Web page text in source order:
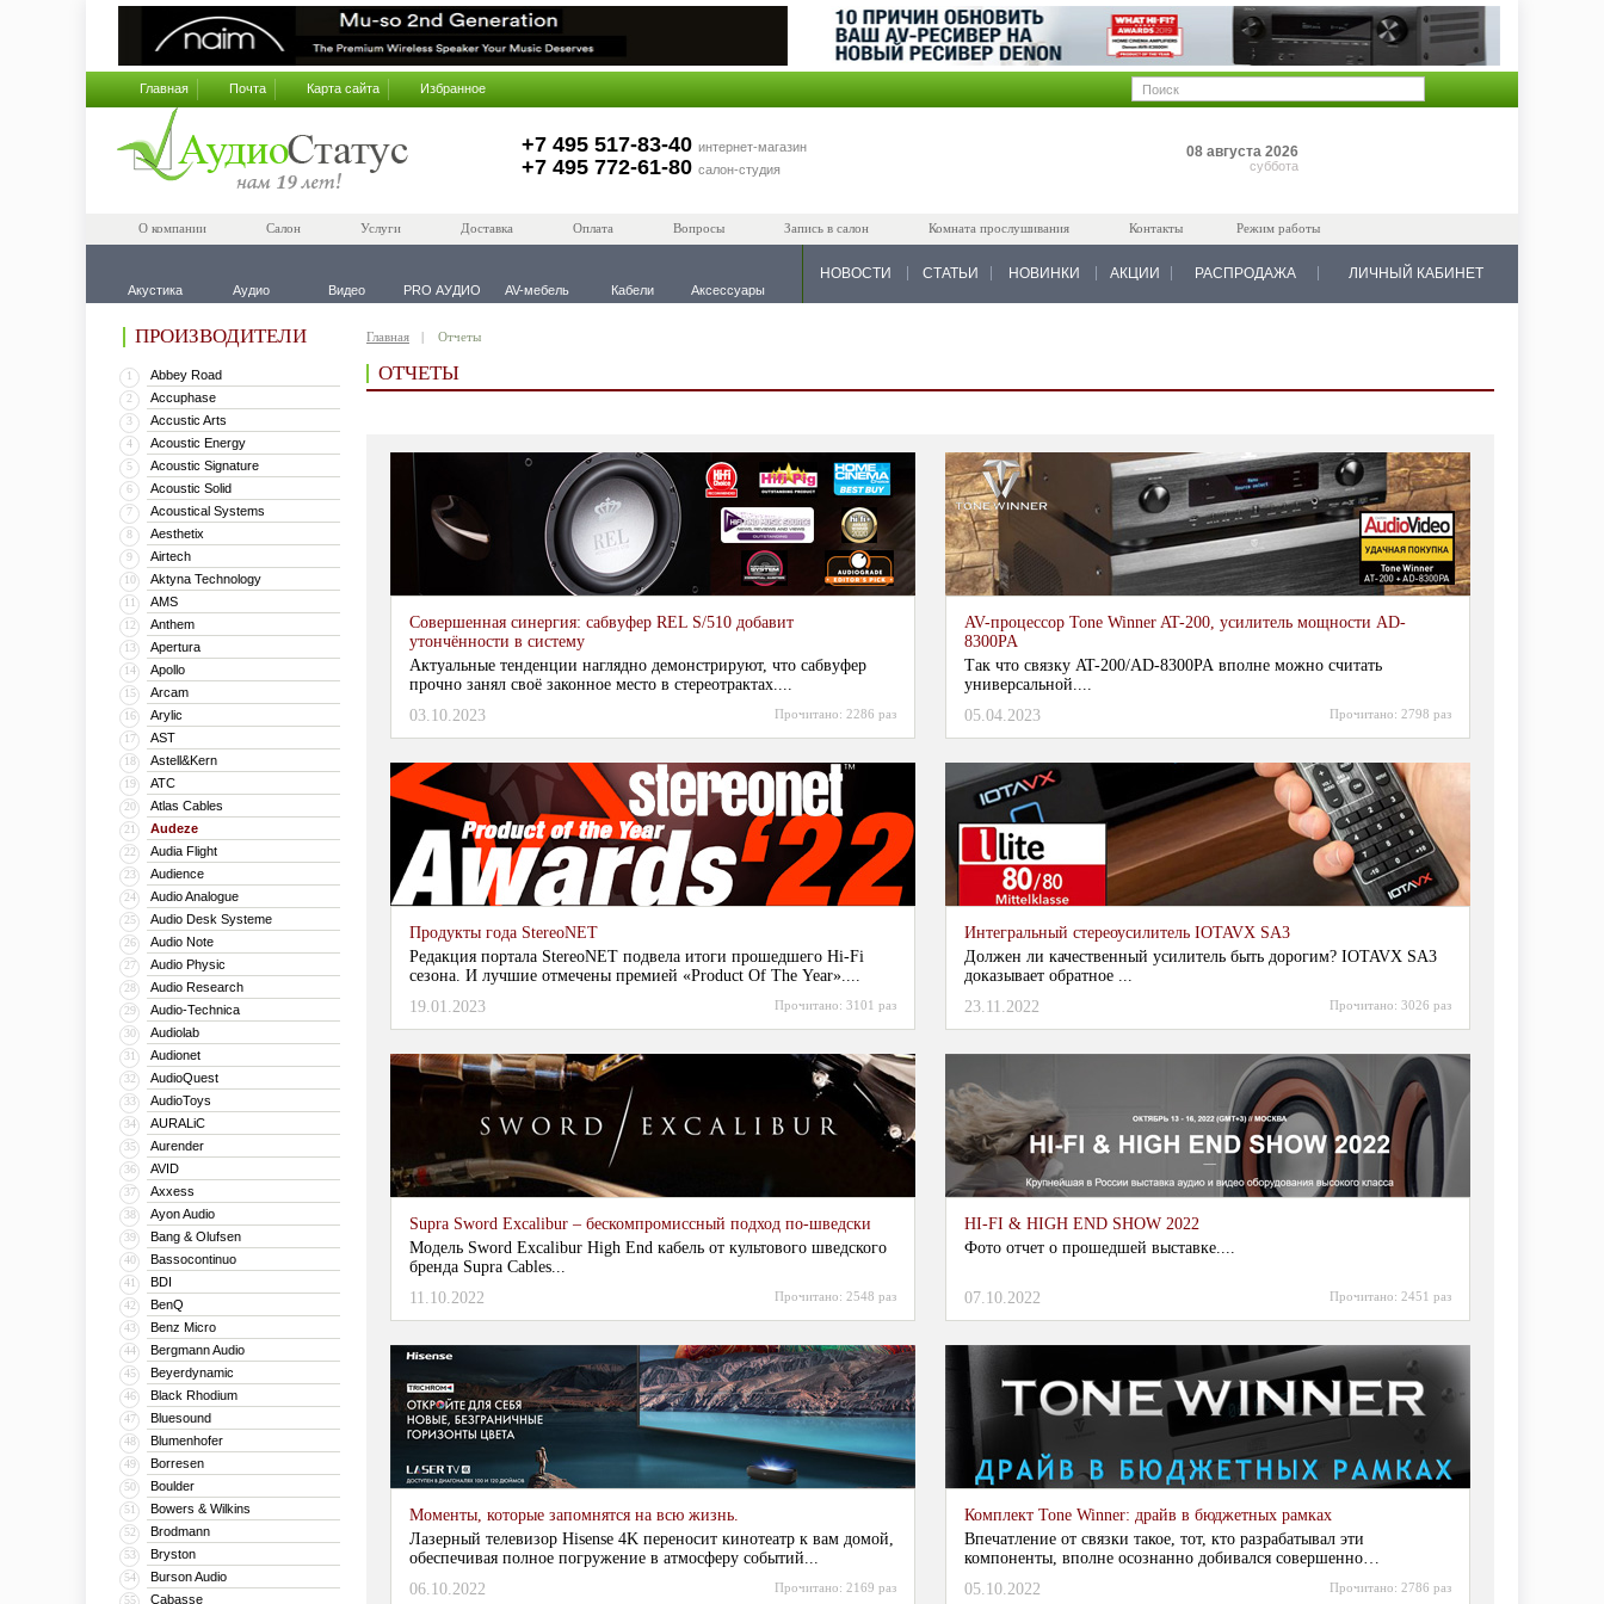
Главная Почта Карта сайта Избранное
+7 495 517-83-40 интернет-магазин
+7 495 772-61-80 салон-студия
08 августа 2026
суббота
О компании Салон Услуги Доставка Оплата Вопросы Запись в салон Комната прослушивания Контакты Режим работы
Акустика Аудио Видео PRO АУДИО AV-мебель Кабели Аксессуары
НОВОСТИ СТАТЬИ НОВИНКИ АКЦИИ РАСПРОДАЖА ЛИЧНЫЙ КАБИНЕТ
ПРОИЗВОДИТЕЛИ
1 Abbey Road
2 Accuphase
3 Accustic Arts
4 Acoustic Energy
5 Acoustic Signature
6 Acoustic Solid
7 Acoustical Systems
8 Aesthetix
9 Airtech
10 Aktyna Technology
11 AMS
12 Anthem
13 Apertura
14 Apollo
15 Arcam
16 Arylic
17 AST
18 Astell&Kern
19 ATC
20 Atlas Cables
21 Audeze
22 Audia Flight
23 Audience
24 Audio Analogue
25 Audio Desk Systeme
26 Audio Note
27 Audio Physic
28 Audio Research
29 Audio-Technica
30 Audiolab
31 Audionet
32 AudioQuest
33 AudioToys
34 AURALiC
35 Aurender
36 AVID
37 Axxess
38 Ayon Audio
39 Bang & Olufsen
40 Bassocontinuo
41 BDI
42 BenQ
43 Benz Micro
44 Bergmann Audio
45 Beyerdynamic
46 Black Rhodium
47 Bluesound
48 Blumenhofer
49 Borresen
50 Boulder
51 Bowers & Wilkins
52 Brodmann
53 Bryston
54 Burson Audio
55 Cabasse
Главная Отчеты
ОТЧЕТЫ
Совершенная синергия: сабвуфер REL S/510 добавит
утончённости в систему
Актуальные тенденции наглядно демонстрируют, что сабвуфер
прочно занял своё законное место в стереотрактах....
03.10.2023
Прочитано: 2286 раз
AV-процессор Tone Winner AT-200, усилитель мощности AD-
8300PA
Так что связку AT-200/AD-8300PA вполне можно считать
универсальной....
05.04.2023
Прочитано: 2798 раз
Продукты года StereoNET
Редакция портала StereoNET подвела итоги прошедшего Hi-Fi
сезона. И лучшие отмечены премией «Product Of The Year»....
19.01.2023
Прочитано: 3101 раз
Интегральный стереоусилитель IOTAVX SA3
Должен ли качественный усилитель быть дорогим? IOTAVX SA3
доказывает обратное ...
23.11.2022
Прочитано: 3026 раз
Supra Sword Excalibur – бескомпромиссный подход по-шведски
Модель Sword Excalibur High End кабель от культового шведского
бренда Supra Cables...
11.10.2022
Прочитано: 2548 раз
HI-FI & HIGH END SHOW 2022
Фото отчет о прошедшей выставке....
07.10.2022 Прочитано: 2451 раз
Моменты, которые запомнятся на всю жизнь.
Лазерный телевизор Hisense 4K переносит кинотеатр к вам домой,
обеспечивая полное погружение в атмосферу событий...
06.10.2022
Прочитано: 2169 раз
Комплект Tone Winner: драйв в бюджетных рамках
Впечатление от связки такое, тот, кто разрабатывал эти
компоненты, вполне осознанно добивался совершенно
05.10.2022 Прочитано: 2786 раз